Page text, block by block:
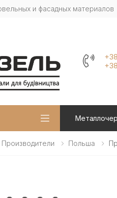
и фасадных материалов
Производители Польша